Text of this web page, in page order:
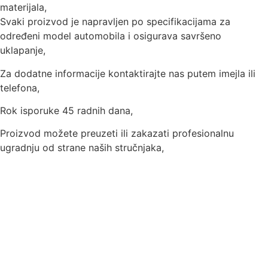
materijala,
Svaki proizvod je napravljen po specifikacijama za
određeni model automobila i osigurava savršeno
uklapanje,
Za dodatne informacije kontaktirajte nas putem imejla ili
telefona,
Rok isporuke 45 radnih dana,
Proizvod možete preuzeti ili zakazati profesionalnu
ugradnju od strane naših stručnjaka,